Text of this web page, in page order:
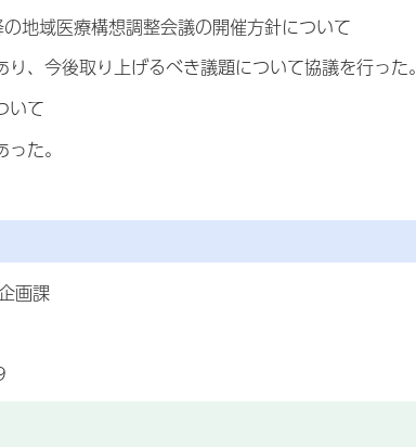
地域医療構想調整会議の開催方針について
、今後取り上げるべき議題について協議を行った。
いて
た。
画課